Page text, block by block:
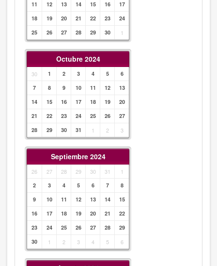
11
12 13 14 15 16
17
18
19 20 21 22 23
24
25
26 27 28 29 30 1
Octubre 2024
30 1 2 3 4 5
6
7
8 9 10 11 12
13
14
15 16 17 18 19
20
21
22 23 24 25 26
27
28
29 30 31 1 2 3
Septiembre 2024
26 27 28 29 30 31 1
2 3 4 5 6 7
8
9
10 11 12 13 14
15
16
17 18 19 20 21
22
23
24 25 26 27 28
29
30
1 2 3 4 5 6